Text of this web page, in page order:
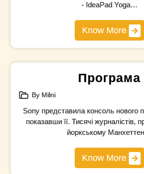
- IdeaPad Yoga…
Know More
Програма
By Milni
Sony представила консоль нового
показавши її. Тисячі журналістів,
йоркському
Know More